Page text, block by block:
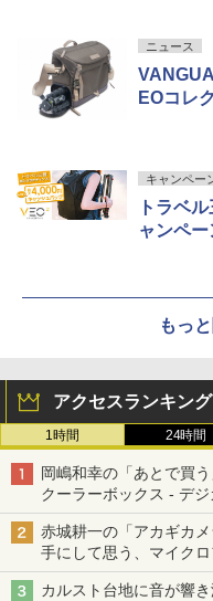
ニュース
EOコレ
キャンペー
トラベ
ャンペー
もっ
アクセスランキング
1時間 24時間
岡嶋和幸の「あとで買
クーラーボックス - デ
赤城耕一の「アカギカ
手にして思う、マイク
カルスト台地に音が響